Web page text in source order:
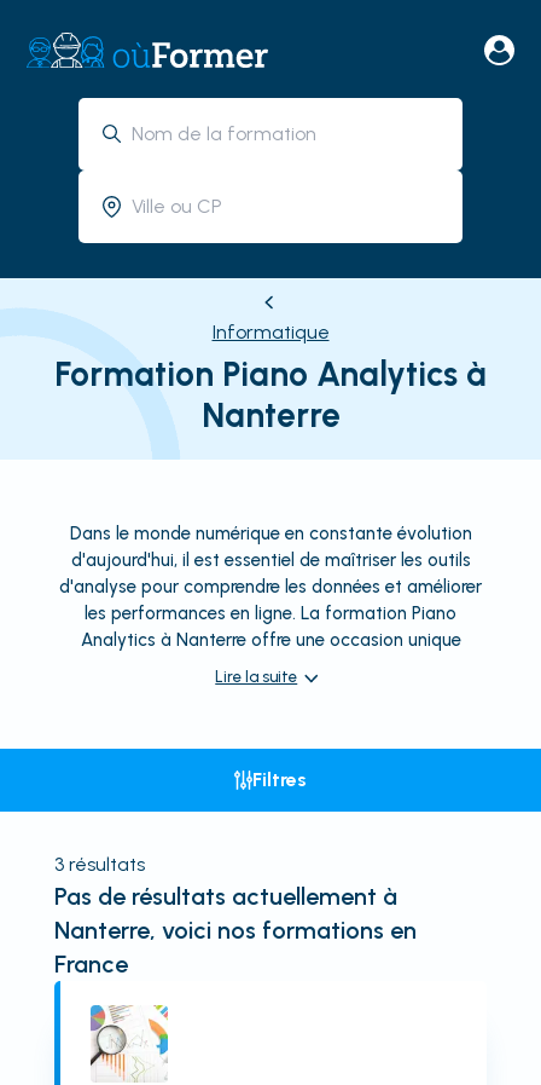
Informatique
Formation Piano Analytics à
Nanterre
Dans le monde numérique en constante évolution
d'aujourd'hui, il est essentiel de maîtriser les outils
d'analyse pour comprendre les données et améliorer
les performances en ligne. La formation Piano
Analytics à Nanterre offre une occasion unique
Lire la suite
Filtres
3résultats
Pas de résultats actuellement à
Nanterre, voici nos formations en
France